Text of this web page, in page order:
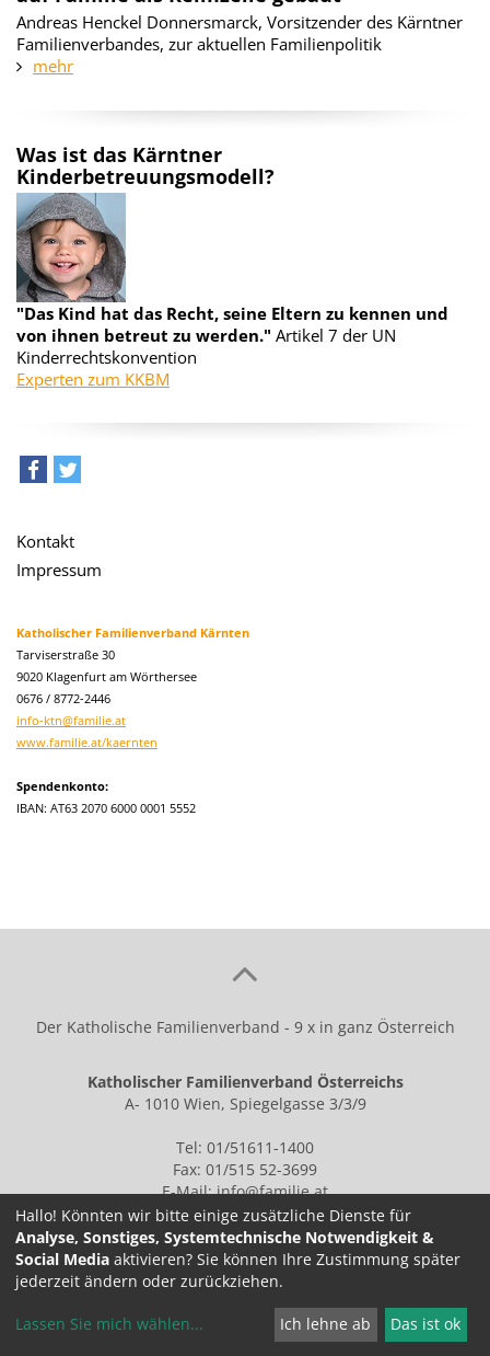
Andreas Henckel Donnersmarck, Vorsitzender des Kärntner
Familienverbandes, zur aktuellen Familienpolitik
mehr
Was ist das Kärntner
Kinderbetreuungsmodell?
"Das Kind hat das Recht, seine Eltern zu kennen und
von ihnen betreut zu werden." Artikel 7 der UN
Kinderrechtskonvention
Experten zum KKBM
Kontakt
Impressum
Katholischer Familienverband Kärnten
Tarviserstraße 30
9020 Klagenfurt am Wörthersee
0676 / 8772-2446
info-ktn@familie.at
www.familie.at/kaernten
Spendenkonto:
IBAN: AT63 2070 6000 0001 5552
Der Katholische Familienverband - 9 x in ganz Österreich
Katholischer Familienverband Österreichs
A- 1010 Wien, Spiegelgasse 3/3/9
Tel: 01/51611-1400
Fax: 01/515 52-3699
E-Mail:info@familie.at
IMPRESSUM
Hallo! Könnten wir bitte einige zusätzliche Dienste für
Analyse, Sonstiges, Systemtechnische Notwendigkeit &
Social Media aktivieren? Sie können Ihre Zustimmung später
jederzeit ändern oder zurückziehen.
Lassen Sie mich wählen... Ich lehne ab Das ist ok